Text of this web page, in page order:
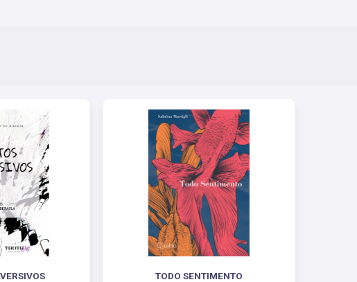
TODO SENTIMENTO